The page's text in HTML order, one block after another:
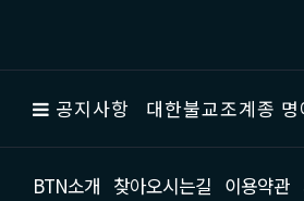
공지사항 대한불교조계종
BTN소개 찾아오시는길 이용약관